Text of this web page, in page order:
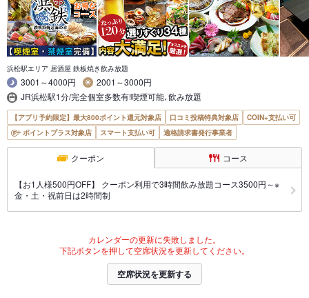
浜松駅エリア 居酒屋 鉄板焼き飲み放題
3001～4000円
2001～3000円
JR浜松駅1分/完全個室多数有!喫煙可能､飲み放題
【アプリ予約限定】最大800ポイント還元対象店 口コミ投稿特典対象店
COIN+支払い可
ポイントプラス対象店
スマート支払い可 適格請求書発行事業者
クーポン コース
【お1人様500円OFF】 クーポン利用で3時間飲み放題コース3500円～※
金・土・祝前日は2時間制
カレンダーの更新に失敗しました。
下記ボタンを押して空席状況を更新してください。
空席状況を更新する